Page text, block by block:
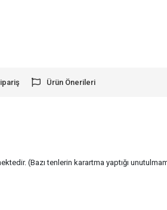
Ürün Önerileri
(Bazı tenlerin karartma yaptığı